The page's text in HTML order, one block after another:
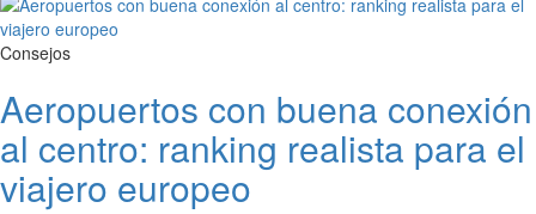
Consejos
Aeropuertos con buena conexión
al centro: ranking realista para el
viajero europeo